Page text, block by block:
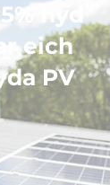
hyd
eich
PV